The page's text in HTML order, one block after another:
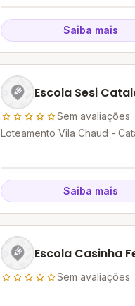
Saiba mais
Escola Sesi
Sem avaliações
Loteamento Vila Chaud -
Saiba mais
Escola Casinha
Sem avaliações